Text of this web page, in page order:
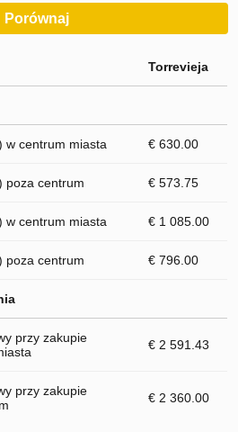
Porównaj
Torrevieja
w centrum miasta € 630.00
poza centrum € 573.75
w centrum miasta € 1 085.00
poza centrum € 796.00
przy zakupie
€ 2 591.43
przy zakupie
€ 2 360.00